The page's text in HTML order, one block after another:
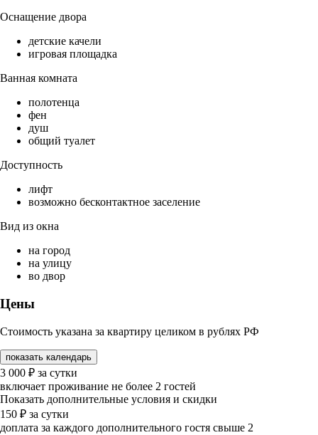
Оснащение двора
детские качели
игровая площадка
Ванная комната
полотенца
фен
душ
общий туалет
Доступность
лифт
возможно бесконтактное заселение
Вид из окна
на город
на улицу
во двор
Цены
Стоимость указана за квартиру целиком в рублях РФ
показать календарь
3 000 ₽ за сутки
включает проживание не более 2 гостей
Показать дополнительные условия и скидки
150 ₽ за сутки
доплата за каждого дополнительного гостя свыше 2